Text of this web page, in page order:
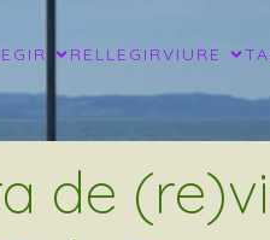
RELLEGIRVIURE
de